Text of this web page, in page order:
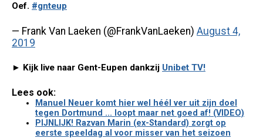
Oef. #gnteup
— Frank Van Laeken (@FrankVanLaeken) August 4,
2019
► Kijk live naar Gent-Eupen dankzij Unibet TV!
Lees ook:
Manuel Neuer komt hier wel héél ver uit zijn doel
tegen Dortmund ... loopt maar net goed af! (VIDEO)
PIJNLIJK! Razvan Marin (ex-Standard) zorgt op
eerste speeldag al voor misser van het seizoen